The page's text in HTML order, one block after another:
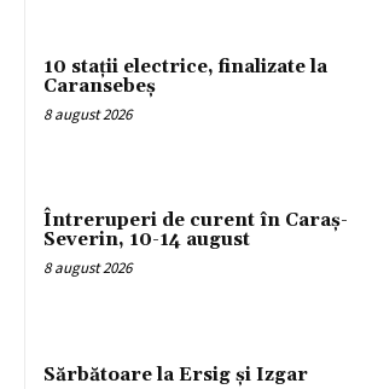
10 stații electrice, finalizate la
Caransebeș
8 august 2026
Întreruperi de curent în Caraș-
Severin, 10-14 august
8 august 2026
Sărbătoare la Ersig și Izgar